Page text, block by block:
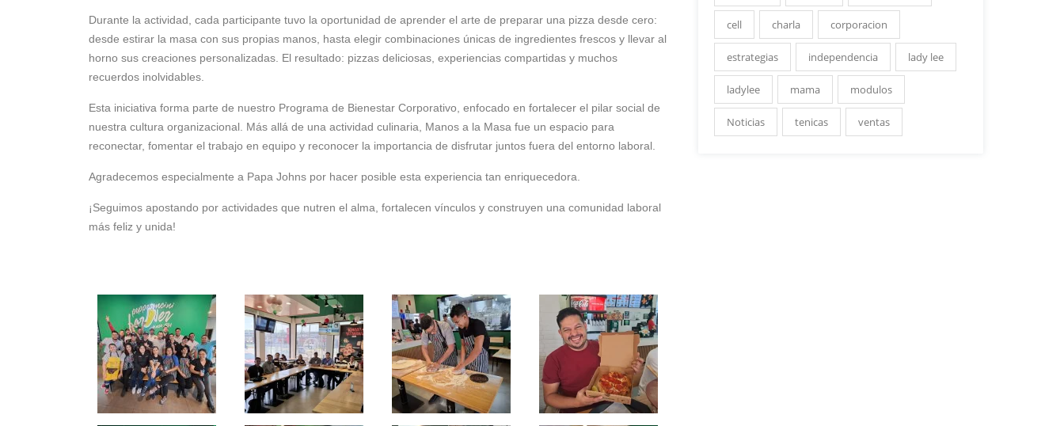
Durante la actividad, cada participante tuvo la oportunidad de aprender el arte de preparar una pizza desde cero:
desde estirar la masa con sus propias manos, hasta elegir combinaciones únicas de ingredientes frescos y llevar al
horno sus creaciones personalizadas. El resultado: pizzas deliciosas, experiencias compartidas y muchos
recuerdos inolvidables.
Esta iniciativa forma parte de nuestro Programa de Bienestar Corporativo, enfocado en fortalecer el pilar social de
nuestra cultura organizacional. Más allá de una actividad culinaria, Manos a la Masa fue un espacio para
reconectar, fomentar el trabajo en equipo y reconocer la importancia de disfrutar juntos fuera del entorno laboral.
Agradecemos especialmente a Papa Johns por hacer posible esta experiencia tan enriquecedora.
¡Seguimos apostando por actividades que nutren el alma, fortalecen vínculos y construyen una comunidad laboral
más feliz y unida!
cell charla corporacion
estrategias independencia lady lee
ladylee mama modulos
Noticias tenicas ventas